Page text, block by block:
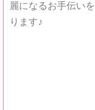
麗になるお手伝い
ります♪